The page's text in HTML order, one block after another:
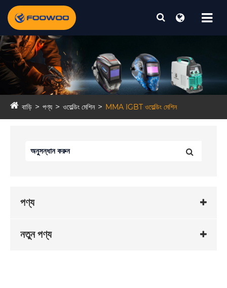
বাড়ি পণ্য ওয়েল্ডিং মেশিন MMA IGBT ওয়েল্ডিং মেশিন
পণ্য
নতুন পণ্য